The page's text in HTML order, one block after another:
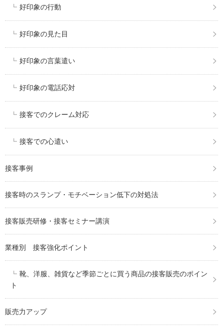
好印象の行動
好印象の見た目
好印象の言葉遣い
好印象の電話応対
接客でのクレーム対応
接客での心遣い
接客事例
接客時のスランプ・モチベーション低下の対処法
接客販売研修・接客セミナー講演
業種別 接客強化ポイント
靴、洋服、雑貨など季節ごとに買う商品の接客販売のポイン
ト
販売力アップ